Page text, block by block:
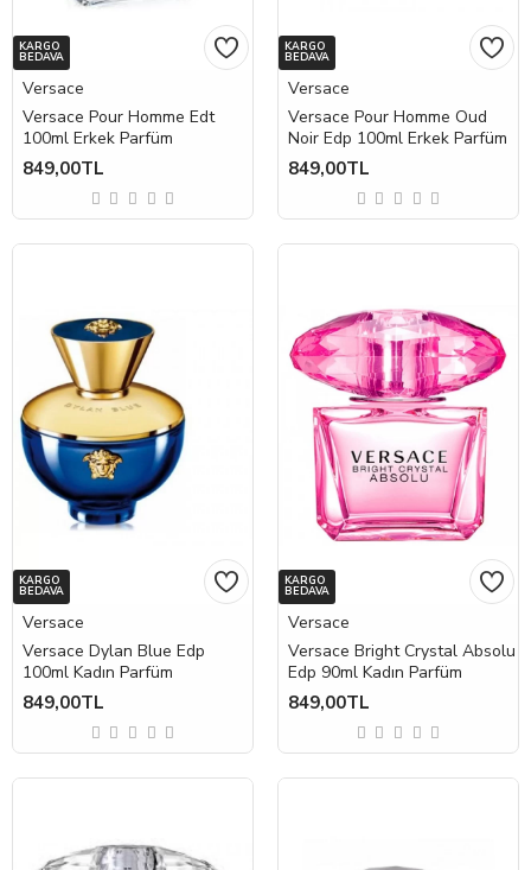
KARGO
BEDAVA
Versace
Versace Pour Homme Edt
100ml Erkek Parfüm
849,00TL
KARGO
BEDAVA
Versace
Versace Pour Homme Oud
Noir Edp 100ml Erkek Parfüm
849,00TL
KARGO
BEDAVA
Versace
Versace Dylan Blue Edp
100ml Kadın Parfüm
849,00TL
KARGO
BEDAVA
Versace
Versace Bright Crystal Absolu
Edp 90ml Kadın Parfüm
849,00TL